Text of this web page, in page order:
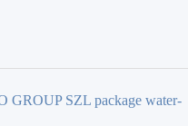
SZL package water-